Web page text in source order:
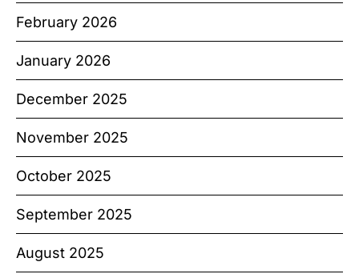
February 2026
January 2026
December 2025
November 2025
October 2025
September 2025
August 2025